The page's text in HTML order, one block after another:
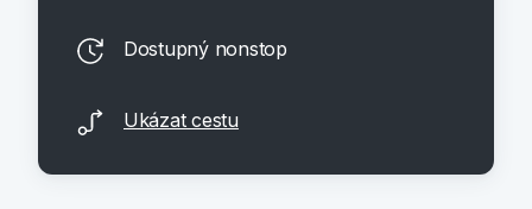
Dostupný nonstop
Ukázat cestu